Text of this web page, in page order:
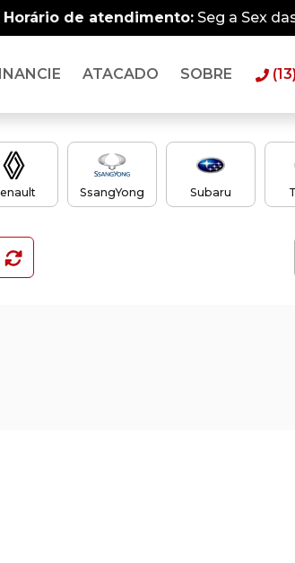
Horário de atendimento: Seg a Sex
ATACADO SOBRE
SsangYong Subaru